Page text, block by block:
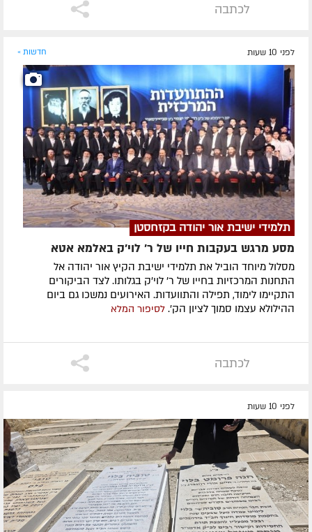
לכתבה
לפני 10 שעות חדשות »
תלמידי ישיבת אור יהודה בקזחסטן
מסע מרגש בעקבות חייו של ר' לוי'ק באלמא אטא
מסלול מיוחד הוביל את תלמידי ישיבת הקיץ אור יהודה אל
התחנות המרכזיות בחייו של ר' לוי'ק בגלותו. לצד הביקורים
התקיימו לימוד, תפילה והתוועדות. האירועים נמשכו גם ביום
ההילולא עצמו סמוך לציון הק'. לסיפור המלא
לכתבה
לפני 10 שעות